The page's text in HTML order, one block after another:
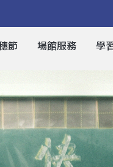
節 場館服務 學